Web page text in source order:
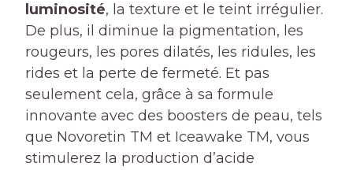
luminosité, la texture et le teint irrégulier.
De plus, il diminue la pigmentation, les
rougeurs, les pores dilatés, les ridules, les
rides et la perte de fermeté. Et pas
seulement cela, grâce à sa formule
innovante avec des boosters de peau, tels
que Novoretin TM et Iceawake TM, vous
stimulerez la production d’acide